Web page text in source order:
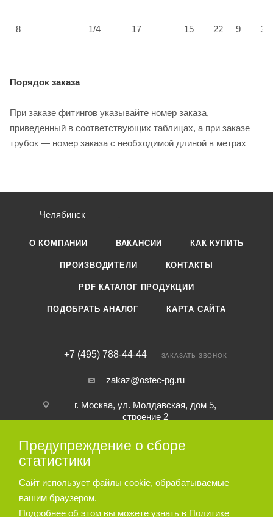
8 1/4 17 15 22 9 34
Порядок заказа
При заказе фитингов указывайте номер заказа,
приведенный в соответствующих таблицах, а при заказе
трубок — номер заказа с необходимой длиной в метрах
Челябинск
О КОМПАНИИ ВАКАНСИИ КАК КУПИТЬ
ПРОИЗВОДИТЕЛИ КОНТАКТЫ
PDF КАТАЛОГ ПРОДУКЦИИ
ПОДОБРАТЬ АНАЛОГ КАРТА САЙТА
+7 (495) 788-44-44 ЗАКАЗАТЬ ЗВОНОК
zakaz@ostec-pg.ru
г. Москва, ул. Молдавская, дом 5,
строение 2
ПОДПИСАТЬСЯ НА РАССЫЛКУ
ПОЛИТИКА КОНФИДЕНЦИАЛЬНОСТИ
Предупреждение о сборе
статистики
Сайт использует файлы cookie, обрабатываемые
вашим браузером.
Подробнее об этом вы можете узнать в Политике